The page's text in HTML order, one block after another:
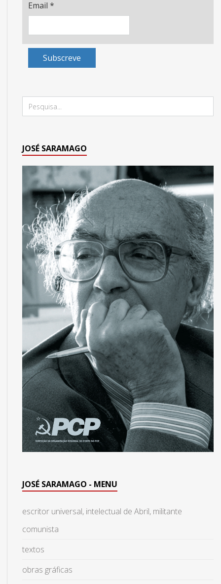
Email *
Subscreve
JOSÉ SARAMAGO
JOSÉ SARAMAGO - MENU
escritor universal, intelectual de Abril, militante
comunista
textos
obras gráficas